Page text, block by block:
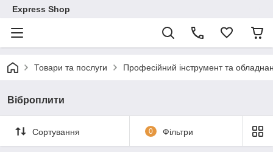
Express Shop
Товари та послуги Професійний інструмент та
Віброплити
Сортування 0 Фільтри